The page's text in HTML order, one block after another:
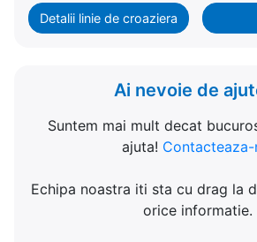
Detalii linie de croaziera
Ai nevoie de
Suntem mai mult decat
ajuta! Contacteaza-
Echipa noastra iti sta cu drag la
orice informatie.